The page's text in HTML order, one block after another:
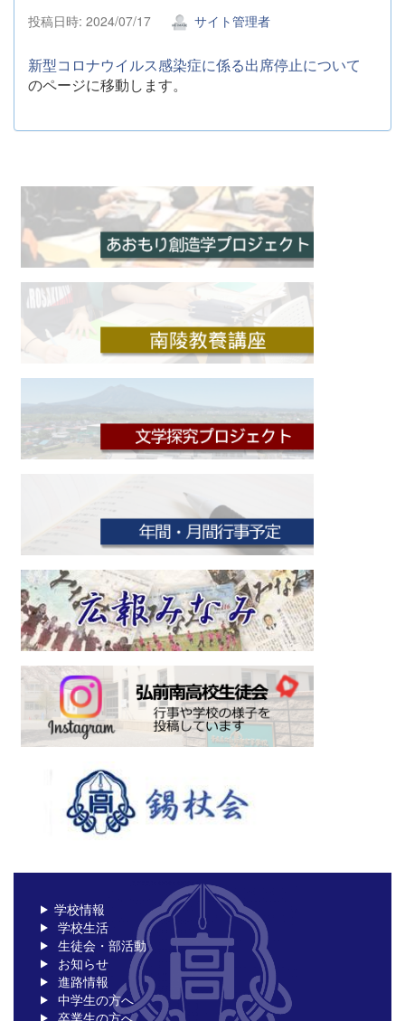
投稿日時: 2024/07/17 サイト管理者
新型コロナウイルス感染症に係る出席停止について
のページに移動します。
学校情報
学校生活
生徒会・部活動
お知らせ
進路情報
中学生の方へ
卒業生の方へ